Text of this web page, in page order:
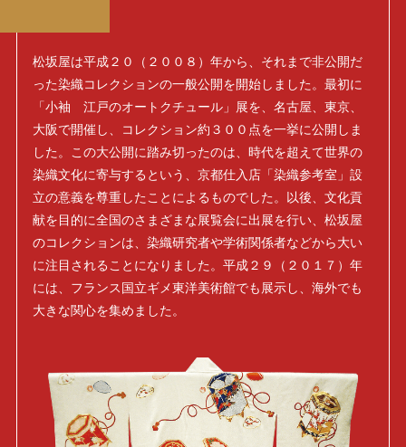
松坂屋は平成２０（２００８）年から、それまで非公開だ
った染織コレクションの一般公開を開始しました。最初に
「小袖 江戸のオートクチュール」展を、名古屋、東京、
大阪で開催し、コレクション約３００点を一挙に公開しま
した。この大公開に踏み切ったのは、時代を超えて世界の
染織文化に寄与するという、京都仕入店「染織参考室」設
立の意義を尊重したことによるものでした。以後、文化貢
献を目的に全国のさまざまな展覧会に出展を行い、松坂屋
のコレクションは、染織研究者や学術関係者などから大い
に注目されることになりました。平成２９（２０１７）年
には、フランス国立ギメ東洋美術館でも展示し、海外でも
大きな関心を集めました。